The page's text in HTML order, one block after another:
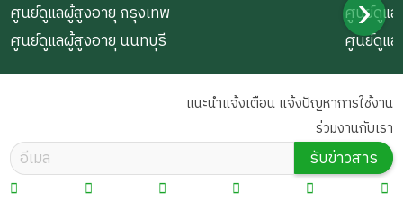
ศูนย์ดูแลผู้สูงอายุ กรุงเทพ
ศูนย์ดูแลผู้สูงอายุ นนทบุรี
ศูนย์ดูแล
ศูนย์ดูแ
แนะนำแจ้งเตือน แจ้งปัญหาการใช้งาน
ร่วมงานกับเรา
รับข่าวสาร